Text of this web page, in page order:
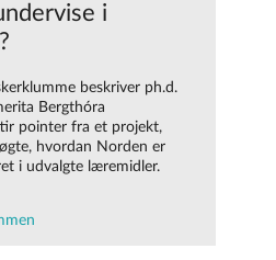
i
beskriver ph.d.
Bergthóra
pointer fra et projekt,
hvordan Norden er
i udvalgte læremidler.